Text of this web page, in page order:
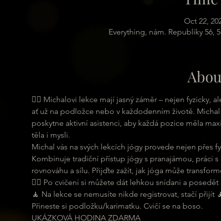
Oct 22,
Everything, nám. Republiky 56,
🧘‍♀ Michalovi lekce mají jasný záměr – nejen
ať už na podložce nebo v každodenním životě.
poskytne aktivní asistenci, aby každá pozice měla
těla i mysli.
Michal vás na svých lekcích jógy provede nejen přes
Kombinuje tradiční přístup jógy s pranajámou, práci
rovnováhu a sílu. Přijďte zažít, jak jóga může
🧘‍♂ Po cvičení si můžete dát lehkou snídani a posedět
🧘 Na lekce se nemusíte nikde registrovat, stačí přijít
Přineste si podložku/karimatku. Cvičí se na boso.
UKÁZKOVÁ HODINA ZDARMA